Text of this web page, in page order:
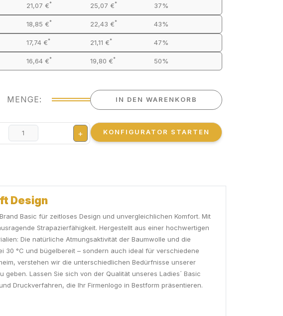
21,07 €* 25,07 €* 37%
18,85 €* 22,43 €* 43%
17,74 €* 21,11 €* 47%
16,64 €* 19,80 €* 50%
MENGE:
+
IN DEN WARENKORB
KONFIGURATOR STARTEN
Design
Basic für zeitloses Design und unvergleichlichen Komfort. Mit
Strapazierfähigkeit. Hergestellt aus einer hochwertigen
Die natürliche Atmungsaktivität der Baumwolle und die
30 °C und bügelbereit – sondern auch ideal für verschiedene
verstehen wir die unterschiedlichen Bedürfnisse unserer
Lassen Sie sich von der Qualität unseres Ladies´ Basic
Druckverfahren, die Ihr Firmenlogo in Bestform präsentieren.